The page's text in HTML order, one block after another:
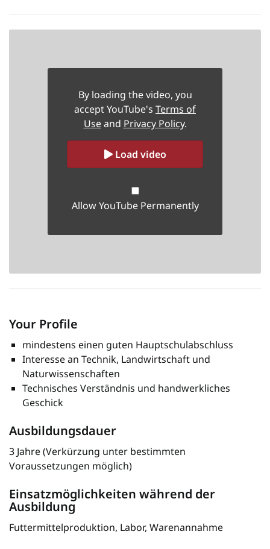
By loading the video, you
accept YouTube's Terms of
Useand Privacy Policy.
Load video
Allow YouTube Permanently
Your Profile
mindestens einen guten Hauptschulabschluss
Interesse an Technik, Landwirtschaft und
Naturwissenschaften
Technisches Verständnis und handwerkliches
Geschick
Ausbildungsdauer
3 Jahre (Verkürzung unter bestimmten
Voraussetzungen möglich)
Einsatzmöglichkeiten während der
Ausbildung
Futtermittelproduktion, Labor, Warenannahme